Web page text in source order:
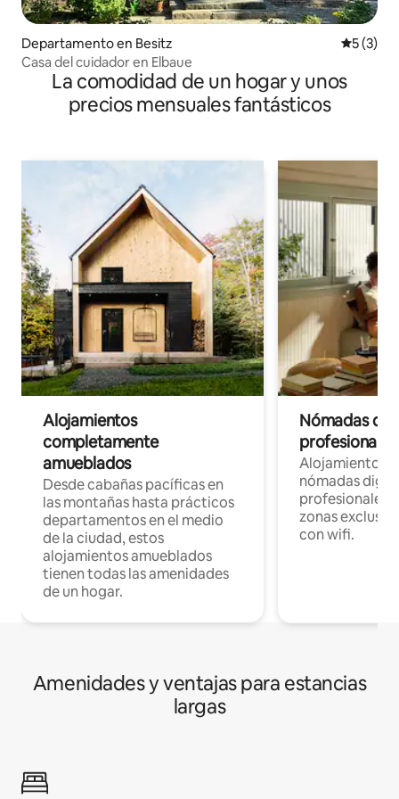
Departamento en Besitz
5 (3)
Casa del cuidador en Elbaue
La comodidad de un hogar y unos
precios mensuales fantásticos
Alojamientos
completamente
amueblados
Desde cabañas pacíficas en
las montañas hasta prácticos
departamentos en el medio
de la ciudad, estos
alojamientos amueblados
tienen todas las amenidades
de un hogar.
Nómadas
Alojamientos
nómadas
profesionales
zonas
con wifi.
Amenidades y ventajas para estancias
largas